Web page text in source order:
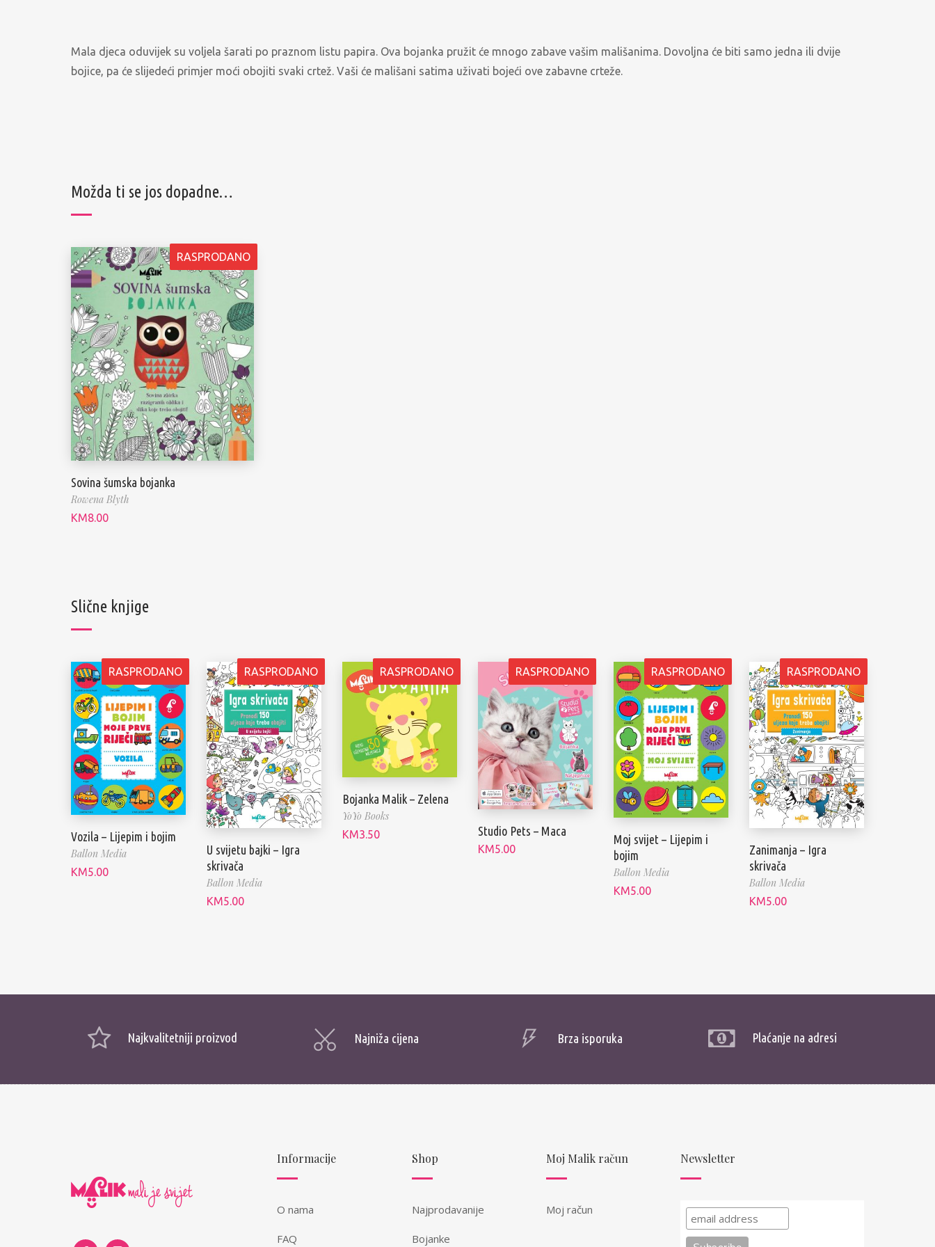
Mala djeca oduvijek su voljela šarati po praznom listu papira. Ova bojanka pružit će mnogo zabave vašim mališanima. Dovoljna će biti samo jedna ili dvije
bojice, pa će slijedeći primjer moći obojiti svaki crtež. Vaši će mališani satima uživati bojeći ove zabavne crteže.
Možda ti se jos dopadne…
RASPRODANO
Sovina šumska bojanka
Rowena Blyth
KM8.00
Slične knjige
RASPRODANO
Vozila – Lijepim i bojim
Ballon Media
KM5.00
RASPRODANO
U svijetu bajki – Igra
skrivača
Ballon Media
KM5.00
RASPRODANO
Bojanka Malik – Zelena
YoYo Books
KM3.50
RASPRODANO
Studio Pets – Maca
KM5.00
RASPRODANO
Moj svijet – Lijepim i
bojim
Ballon Media
KM5.00
RASPRODANO
Zanimanja – Igra
skrivača
Ballon Media
KM5.00
Najkvalitetniji proizvod Najniža cijena Brza isporuka Plaćanje na adresi
Informacije
O nama
FAQ
Shop
Najprodavanije
Bojanke
Moj Malik račun
Moj račun
Newsletter